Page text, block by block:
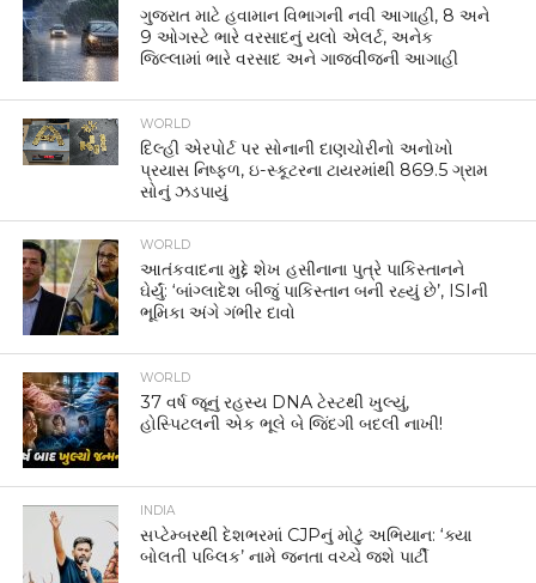
ગુજરાત માટે હવામાન વિભાગની નવી આગાહી, 8 અને
9 ઓગસ્ટે ભારે વરસાદનું યલો એલર્ટ, અનેક
જિલ્લામાં ભારે વરસાદ અને ગાજવીજની આગાહી
WORLD
દિલ્હી એરપોર્ટ પર સોનાની દાણચોરીનો અનોખો
પ્રયાસ નિષ્ફળ, ઇ-સ્કૂટરના ટાયરમાંથી 869.5 ગ્રામ
સોનું ઝડપાયું
WORLD
આતંકવાદના મુદ્દે શેખ હસીનાના પુત્રે પાકિસ્તાનને
ઘેર્યું: ‘બાંગ્લાદેશ બીજું પાકિસ્તાન બની રહ્યું છે’, ISIની
ભૂમિકા અંગે ગંભીર દાવો
WORLD
37 વર્ષ જૂનું રહસ્ય DNA ટેસ્ટથી ખુલ્યું,
હોસ્પિટલની એક ભૂલે બે જિંદગી બદલી નાખી!
INDIA
સપ્ટેમ્બરથી દેશભરમાં CJPનું મોટું અભિયાન: ‘ક્યા
બોલતી પબ્લિક’ નામે જનતા વચ્ચે જશે પાર્ટી